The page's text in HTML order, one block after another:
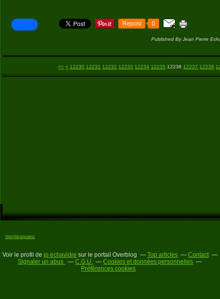
Repost 0
Published By Jean Pierre
<< < 12200
12210
12220
12230 12231 12232 12233 12234 12235 12236 12237 12238
montesquieu
Voir le profil de jp echavidre sur le portail Overblog Top articles
Contact
Signaler un abus
C.G.U.
Cookies et données personnelles
Préférences cookies